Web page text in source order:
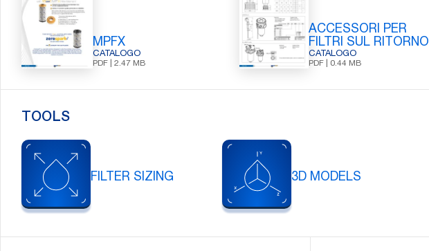
MPFX
CATALOGO
PDF | 2.47 MB
ACCESSORI PER
FILTRI SUL RITORNO
CATALOGO
PDF | 0.44 MB
TOOLS
FILTER SIZING 3D MODELS